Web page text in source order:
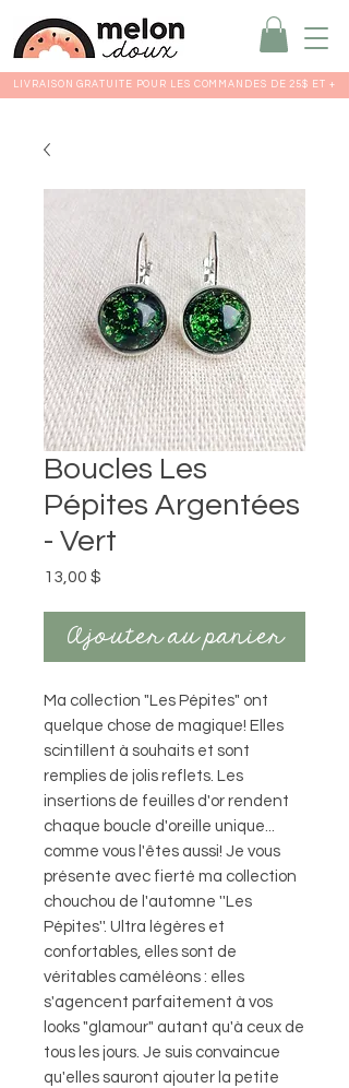
LIVRAISON GRATUITE POUR LES COMMANDES DE 25$ ET +
Boucles Les
Pépites Argentées
- Vert
13,00 $
Ajouter au panier
Ma collection "Les Pépites" ont
quelque chose de magique! Elles
scintillent à souhaits et sont
remplies de jolis reflets. Les
insertions de feuilles d'or rendent
chaque boucle d'oreille unique...
comme vous l'êtes aussi! Je vous
présente avec fierté ma collection
chouchou de l'automne ''Les
Pépites''. Ultra légères et
confortables, elles sont de
véritables caméléons : elles
s'agencent parfaitement à vos
looks "glamour" autant qu'à ceux de
tous les jours. Je suis convaincue
qu'elles sauront ajouter la petite